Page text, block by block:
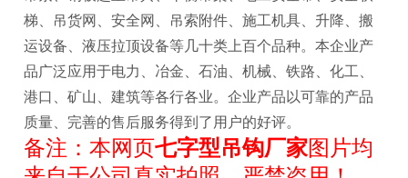
梯、吊货网、安全网、吊索附件、施工机具、升降、搬
运设备、液压拉顶设备等几十类上百个品种。本企业产
品广泛应用于电力、冶金、石油、机械、铁路、化工、
港口、矿山、建筑等各行各业。企业产品以可靠的产品
质量、完善的售后服务得到了用户的好评。
备注：本网页七字型吊钩厂家图片均